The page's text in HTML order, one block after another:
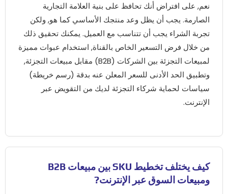
نعم, على افتراض أنك تحافظ على بنية العلامة التجارية
الصارمة. يجب أن يظل وعد منتجك الأساسي كما هو, ولكن
تجربة الشراء يجب أن تتناسب مع العميل. يمكنك تحقيق ذلك
من خلال فرض التسعير الخاص بالقناة, استخدام عبوات مميزة
لمبيعات التجزئة بين الشركات (B2B) مقابل مبيعات التجزئة,
وتطبيق الحد الأدنى للسعر المعلن عنه بدقة (رسم خريطة)
سياسات لحماية شركاء التجزئة لديك من التقويض عبر
الإنترنت.
كيف يختلف تخطيط SKU بين مبيعات B2B
ومبيعات السوق عبر الإنترنت?